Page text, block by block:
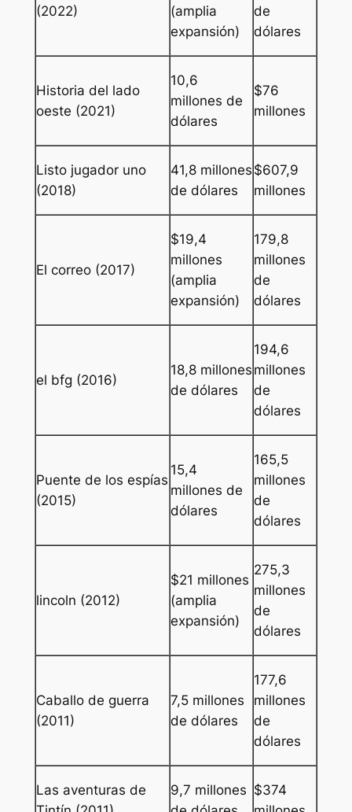
(2022)
(amplia
expansión)
de
dólares
Historia del lado
oeste (2021)
10,6
millones de
dólares
$76
millones
Listo jugador uno
(2018)
41,8 millones
de dólares
$607,9
millones
El correo (2017)
$19,4
millones
(amplia
expansión)
179,8
millones
de
dólares
el bfg (2016)
18,8 millones
de dólares
194,6
millones
de
dólares
Puente de los espías
(2015)
15,4
millones de
dólares
165,5
millones
de
dólares
lincoln (2012)
$21 millones
(amplia
expansión)
275,3
millones
de
dólares
Caballo de guerra
(2011)
7,5 millones
de dólares
177,6
millones
de
dólares
Las aventuras de
9,7 millones $374